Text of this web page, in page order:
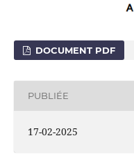
DOCUMENT PDF
PUBLIÉE
17-02-2025